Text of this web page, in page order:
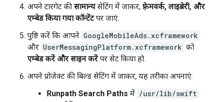
अपने टारगेट कीसामान्यसेटिंग में जाकर, फ़्रेमवर्क, लाइब्रेरी, और
एम्बेड किया गया कॉन्टेंटपर जाएं.
पुष्टि करें कि आपने GoogleMobileAds.xcframework
और UserMessagingPlatform.xcframework को
एम्बेड करें और साइन करेंपर सेट किया हो.
अपने प्रोजेक्ट की बिल्ड सेटिंग में जाकर, यह तरीका अपनाएं:
Runpath Search Paths में /usr/lib/swift